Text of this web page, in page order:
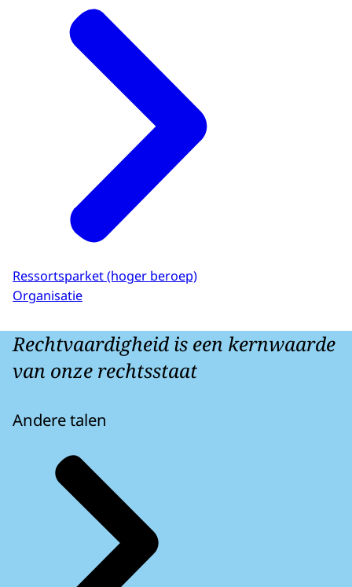
Ressortsparket (hoger beroep)
Organisatie
Rechtvaardigheid is een kernwaarde
van onze rechtsstaat
Andere talen